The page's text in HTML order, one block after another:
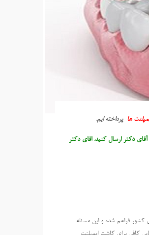
هاپرداخته ایم.
دکتر ارسال کنید. اقای دکتر
کشور فراهم شده و این مسئله